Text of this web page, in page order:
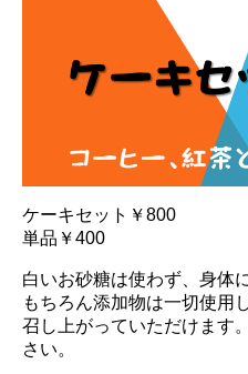
ケーキセット￥800
単品￥400
白いお砂糖は使わず、身体
もちろん添加物は一切使用
召し上がっていただけます
さい。